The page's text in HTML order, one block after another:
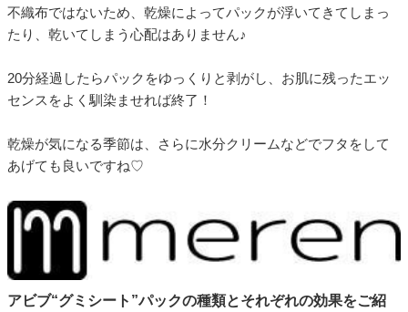
不織布ではないため、乾燥によってパックが浮いてきてしまっ
たり、乾いてしまう心配はありません♪
20分経過したらパックをゆっくりと剥がし、お肌に残ったエッ
センスをよく馴染ませれば終了！
乾燥が気になる季節は、さらに水分クリームなどでフタをして
あげても良いですね♡
アビブ“グミシート”パックの種類とそれぞれの効果をご紹